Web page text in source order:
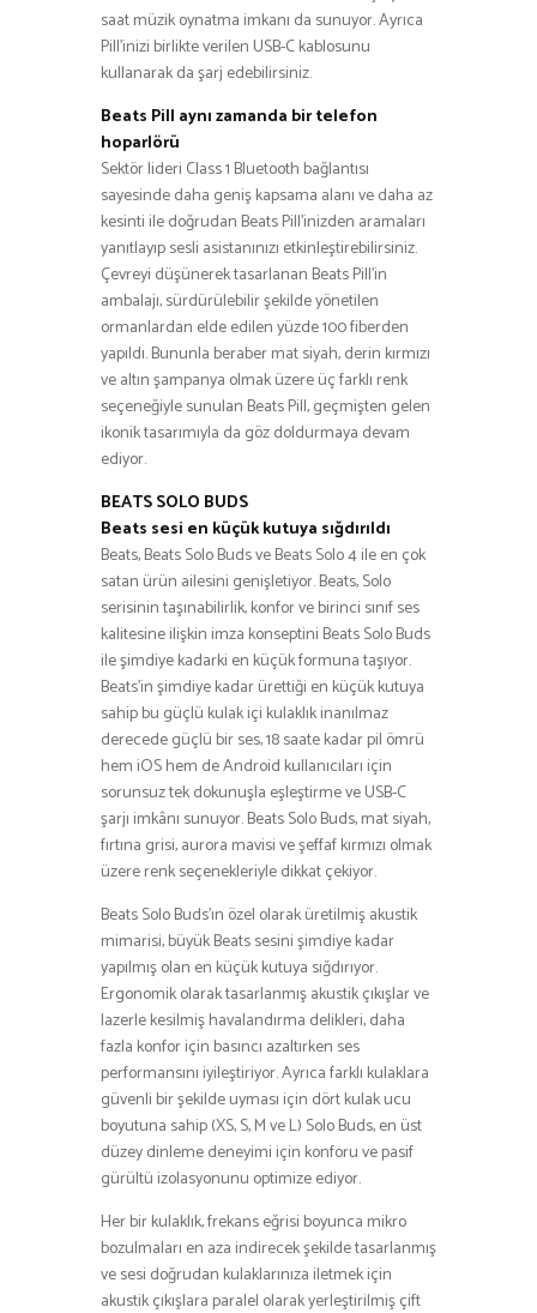
saat müzik oynatma imkanı da sunuyor. Ayrıca
Pill’inizi birlikte verilen USB-C kablosunu
kullanarak da şarj edebilirsiniz.
Beats Pill aynı zamanda bir telefon
hoparlörü
Sektör lideri Class 1 Bluetooth bağlantısı
sayesinde daha geniş kapsama alanı ve daha az
kesinti ile doğrudan Beats Pill’inizden aramaları
yanıtlayıp sesli asistanınızı etkinleştirebilirsiniz.
Çevreyi düşünerek tasarlanan Beats Pill’in
ambalajı, sürdürülebilir şekilde yönetilen
ormanlardan elde edilen yüzde 100 fiberden
yapıldı. Bununla beraber mat siyah, derin kırmızı
ve altın şampanya olmak üzere üç farklı renk
seçeneğiyle sunulan Beats Pill, geçmişten gelen
ikonik tasarımıyla da göz doldurmaya devam
ediyor.
BEATS SOLO BUDS
Beats sesi en küçük kutuya sığdırıldı
Beats, Beats Solo Buds ve Beats Solo 4 ile en çok
satan ürün ailesini genişletiyor. Beats, Solo
serisinin taşınabilirlik, konfor ve birinci sınıf ses
kalitesine ilişkin imza konseptini Beats Solo Buds
ile şimdiye kadarki en küçük formuna taşıyor.
Beats’in şimdiye kadar ürettiği en küçük kutuya
sahip bu güçlü kulak içi kulaklık inanılmaz
derecede güçlü bir ses, 18 saate kadar pil ömrü
hem iOS hem de Android kullanıcıları için
sorunsuz tek dokunuşla eşleştirme ve USB-C
şarjı imkânı sunuyor. Beats Solo Buds, mat siyah,
fırtına grisi, aurora mavisi ve şeffaf kırmızı olmak
üzere renk seçenekleriyle dikkat çekiyor.
Beats Solo Buds’ın özel olarak üretilmiş akustik
mimarisi, büyük Beats sesini şimdiye kadar
yapılmış olan en küçük kutuya sığdırıyor.
Ergonomik olarak tasarlanmış akustik çıkışlar ve
lazerle kesilmiş havalandırma delikleri, daha
fazla konfor için basıncı azaltırken ses
performansını iyileştiriyor. Ayrıca farklı kulaklara
güvenli bir şekilde uyması için dört kulak ucu
boyutuna sahip (XS, S, M ve L) Solo Buds, en üst
düzey dinleme deneyimi için konforu ve pasif
gürültü izolasyonunu optimize ediyor.
Her bir kulaklık, frekans eğrisi boyunca mikro
bozulmaları en aza indirecek şekilde tasarlanmış
ve sesi doğrudan kulaklarınıza iletmek için
akustik çıkışlara paralel olarak yerleştirilmiş çift